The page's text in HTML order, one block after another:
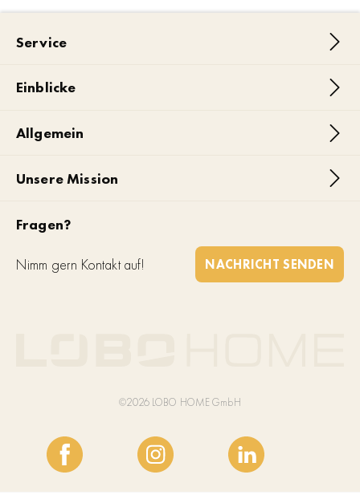
Service
Einblicke
Allgemein
Unsere Mission
Fragen?
Nimm gern Kontakt auf! NACHRICHT SENDEN
©2026 LOBO HOME GmbH